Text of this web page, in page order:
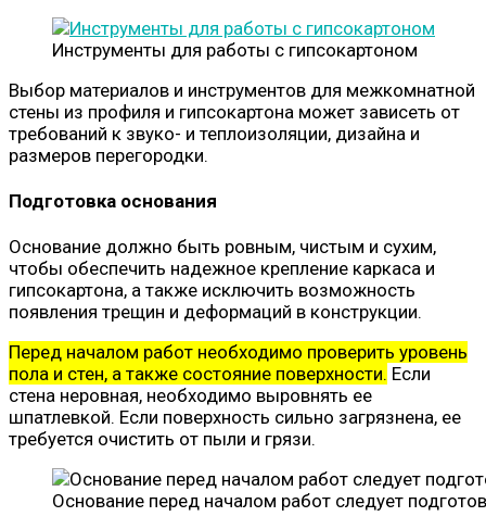
Инструменты для работы с гипсокартоном
Выбор материалов и инструментов для межкомнатной
стены из профиля и гипсокартона может зависеть от
требований к звуко- и теплоизоляции, дизайна и
размеров перегородки.
Подготовка основания
Основание должно быть ровным, чистым и сухим,
чтобы обеспечить надежное крепление каркаса и
гипсокартона, а также исключить возможность
появления трещин и деформаций в конструкции.
Перед началом работ необходимо проверить уровень
пола и стен, а также состояние поверхности. Если
стена неровная, необходимо выровнять ее
шпатлевкой. Если поверхность сильно загрязнена, ее
требуется очистить от пыли и грязи.
Основание перед началом работ следует